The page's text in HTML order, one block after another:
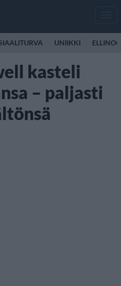
UNIIKKI
kasteli
– paljasti